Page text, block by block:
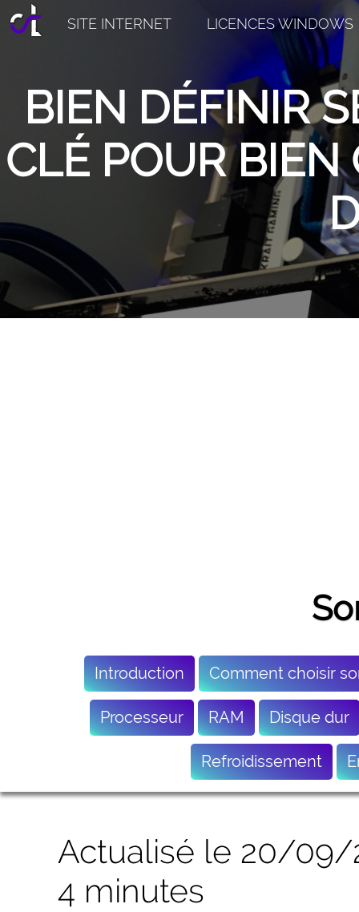
SITE INTERNET LICENCES WINDOWS
BIEN DÉFINIR
CLÉ POUR BIEN
Introduction Comment choisir
Processeur RAM Disque dur
Refroidissement
Actualisé le 20/09/
4 minutes